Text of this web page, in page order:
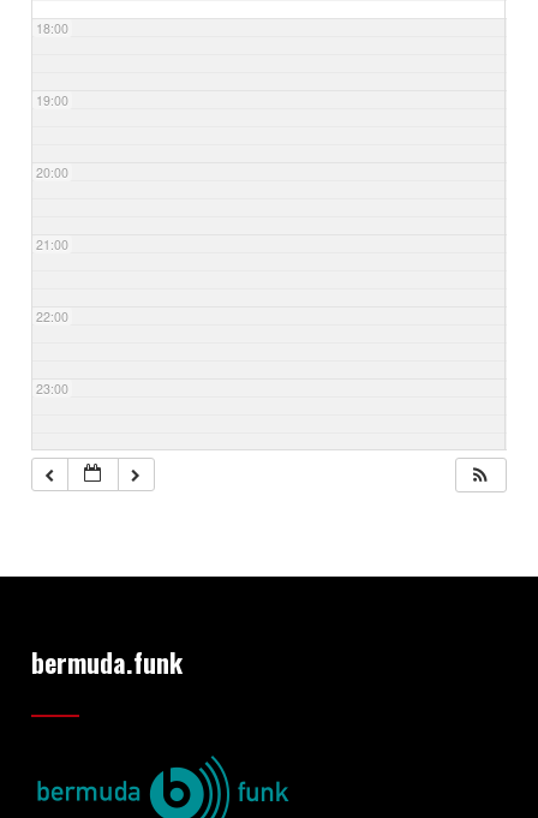
18:00
19:00
20:00
21:00
22:00
23:00
bermuda.funk